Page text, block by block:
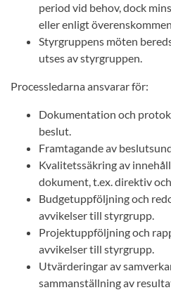
period vid behov, dock
eller enligt
Styrgruppens möten
utses av styrgruppen.
Processledarna ansvarar för:
Dokumentation och
beslut.
Framtagande av
Kvalitetssäkring av
dokument, t.ex. direktiv
Budgetuppföljning och
avvikelser till styrgrupp.
Projektuppföljning och
avvikelser till styrgrupp.
Utvärderingar av
sammanställning av